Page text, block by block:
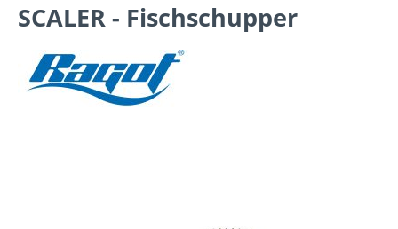
SCALER - Fischschupper